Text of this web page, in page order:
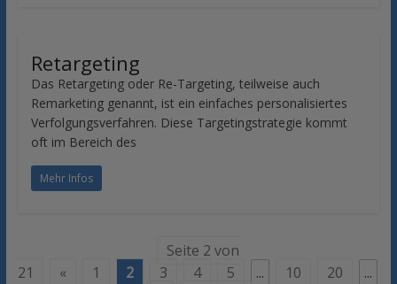
Retargeting
Das Retargeting oder Re-Targeting, teilweise auch
Remarketing genannt, ist ein einfaches personalisiertes
Verfolgungsverfahren. Diese Targetingstrategie kommt
oft im Bereich des
Mehr Infos
Seite 2 von
21
« 1 2 3 4 5 ... 10 20
...